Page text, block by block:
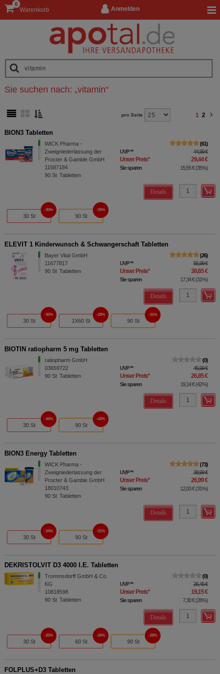
Anmelden
Warenkorb
0
Sie suchen nach: „vitamin“
pro Seite 1 2
BION3 Tabletten
WICK Pharma -
Zweigniederlassung der
Procter & Gamble GmbH
11587184
90 St Tabletten
61
UVP** 44,99 €
Unser Preis* 29,44 €
Sie sparen 15,55 €(35%)
Details
30 St
30%
90 St
35%
ELEVIT 1 Kinderwunsch & Schwangerschaft Tabletten
Bayer Vital GmbH
11677817
90 St Tabletten
26
UVP** 55,99 €
Unser Preis* 38,65 €
Sie sparen 17,34 €(31%)
Details
30 St
30%
1X60 St
28%
90 St
31%
BIOTIN ratiopharm 5 mg Tabletten
ratiopharm GmbH
03659722
90 St Tabletten
0
UVP** 45,99 €
Unser Preis* 26,85 €
Sie sparen 19,14 €(42%)
Details
30 St
46%
90 St
42%
BION3 Energy Tabletten
WICK Pharma -
Zweigniederlassung der
Procter & Gamble GmbH
18010743
90 St Tabletten
73
UVP** 38,99 €
Unser Preis* 26,99 €
Sie sparen 12,00 €(31%)
Details
30 St
34%
90 St
31%
DEKRISTOLVIT D3 4000 I.E. Tabletten
Trommsdorff GmbH & Co.
KG
10818598
90 St Tabletten
0
UVP** 26,45 €
Unser Preis* 19,15 €
Sie sparen 7,30 €(28%)
Details
30 St
20%
60 St
26%
90 St
28%
FOLPLUS+D3 Tabletten